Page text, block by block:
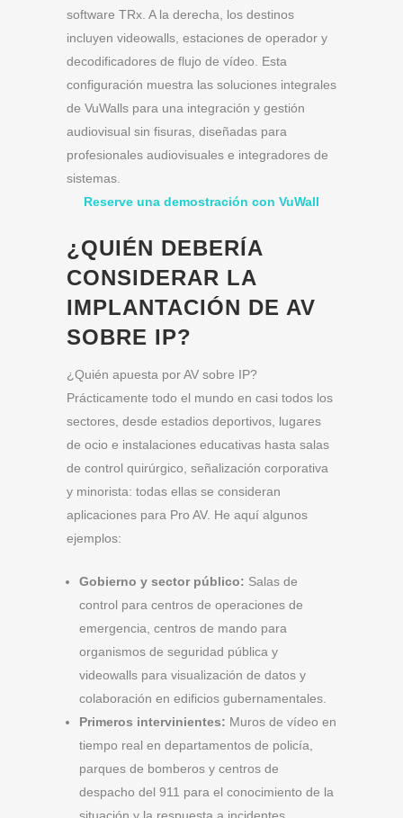
software TRx. A la derecha, los destinos
incluyen videowalls, estaciones de operador y
decodificadores de flujo de vídeo. Esta
configuración muestra las soluciones integrales
de VuWalls para una integración y gestión
audiovisual sin fisuras, diseñadas para
profesionales audiovisuales e integradores de
sistemas.
Reserve una demostración con VuWall
¿QUIÉN DEBERÍA
CONSIDERAR LA
IMPLANTACIÓN DE AV
SOBRE IP?
¿Quién apuesta por AV sobre IP?
Prácticamente todo el mundo en casi todos los
sectores, desde estadios deportivos, lugares
de ocio e instalaciones educativas hasta salas
de control quirúrgico, señalización corporativa
y minorista: todas ellas se consideran
aplicaciones para Pro AV. He aquí algunos
ejemplos:
Gobierno y sector público: Salas de
control para centros de operaciones de
emergencia, centros de mando para
organismos de seguridad pública y
videowalls para visualización de datos y
colaboración en edificios gubernamentales.
Primeros intervinientes: Muros de vídeo en
tiempo real en departamentos de policía,
parques de bomberos y centros de
despacho del 911 para el conocimiento de la